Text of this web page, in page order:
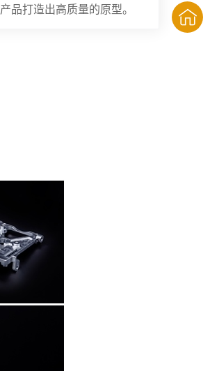
产品打造出高质量的原型。